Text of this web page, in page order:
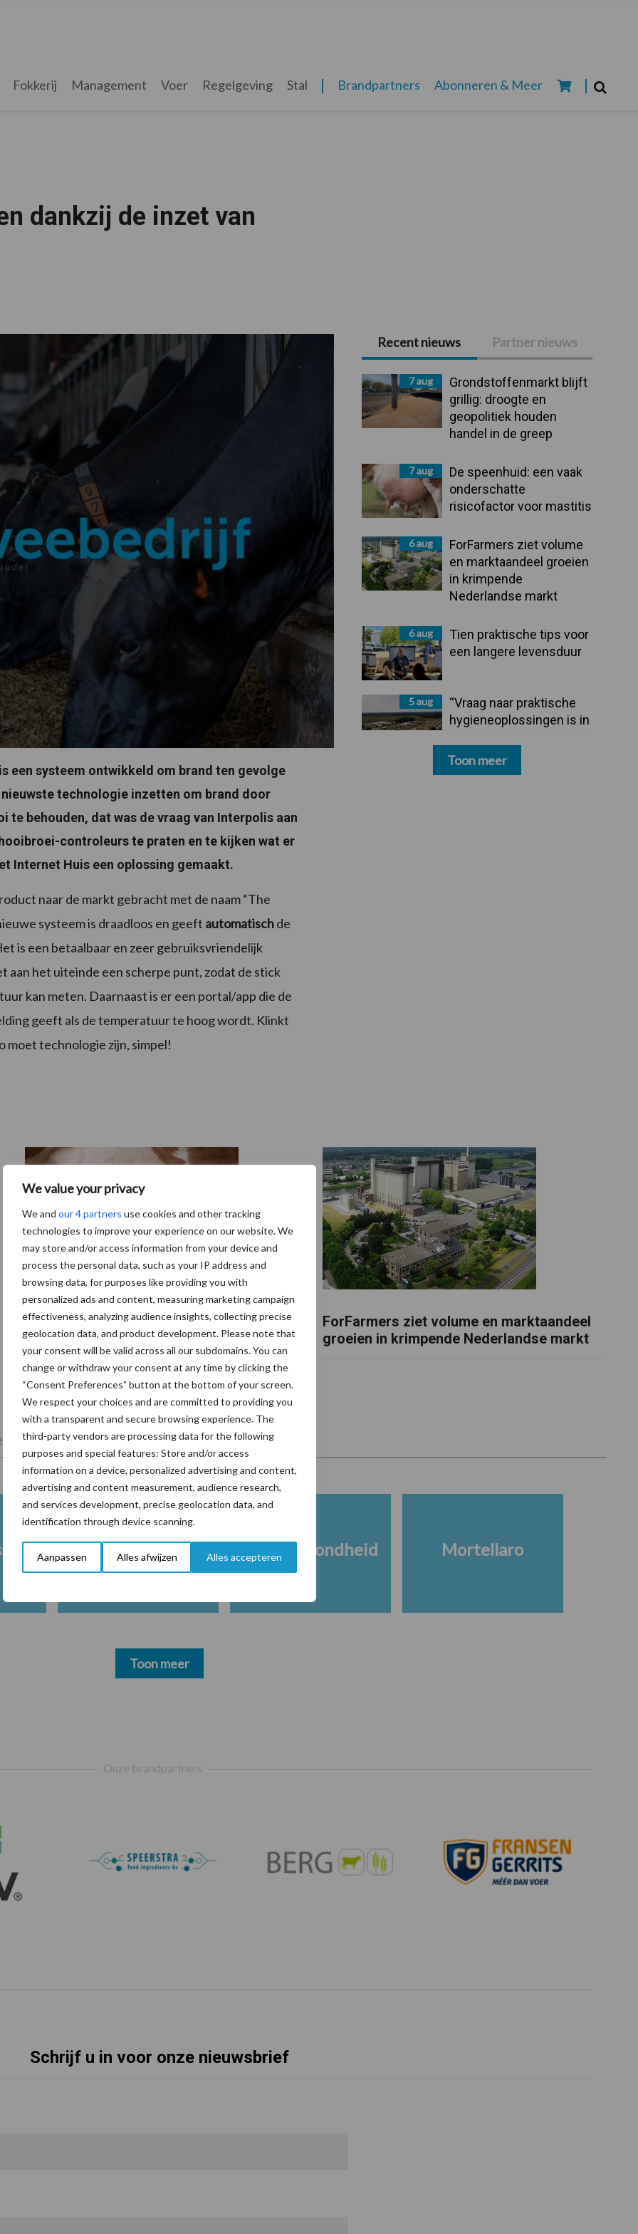
We value your privacy
We and our 4 partners use cookies and other tracking
technologies to improve your experience on our website. We
may store and/or access information from your device and
process the personal data, such as your IP address and
browsing data, for purposes like providing you with
personalized ads and content, measuring marketing campaign
effectiveness, analyzing audience insights, collecting precise
geolocation data, and product development. Please note that
your consent will be valid across all our subdomains. You can
change or withdraw your consent at any time by clicking the
“Consent Preferences” button at the bottom of your screen.
We respect your choices and are committed to providing you
with a transparent and secure browsing experience. The
third-party vendors are processing data for the following
purposes and special features: Store and/or access
information on a device, personalized advertising and content,
advertising and content measurement, audience research,
and services development, precise geolocation data, and
identification through device scanning.
Aanpassen Alles afwijzen Alles accepteren
Fokkerij Management Voer Regelgeving Stal Brandpartners Abonneren & Meer
dankzij de inzet van
een systeem ontwikkeld om brand ten gevolge
technologie inzetten om brand door
te behouden, dat was de vraag van Interpolis aan
controleurs te praten en te kijken wat er
Internet Huis een oplossing gemaakt.
naar de markt gebracht met de naam “The
systeem is draadloos en geeft automatischde
is een betaalbaar en zeer gebruiksvriendelijk
aan het uiteinde een scherpe punt, zodat de stick
kan meten. Daarnaast is er een portal/app die de
geeft als de temperatuur te hoog wordt. Klinkt
moet technologie zijn, simpel!
Primaire
Sidebar
Recent nieuws Partner nieuws
7 aug
Grondstoffenmarkt blijft
grillig: droogte en
geopolitiek houden
handel in de greep
7 aug
De speenhuid: een vaak
onderschatte
risicofactor voor mastitis
6 aug
ForFarmers ziet volume
en marktaandeel groeien
in krimpende
Nederlandse markt
6 aug
Tien praktische tips voor
een langere levensduur
5 aug
“Vraag naar praktische
hygieneoplossingen is in
Toon meer
De speenhuid: een vaak onderschatte
risicofactor voor mastitis
ForFarmers ziet volume en marktaandeel
groeien in krimpende Nederlandse markt
Veevoer Wet en regelgeving
Ketose Klauwgezondheid Mortellaro
Toon meer
Onze brandpartners
Schrijf u in voor onze nieuwsbrief